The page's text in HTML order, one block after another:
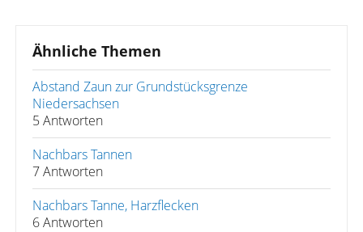
Ähnliche Themen
Abstand Zaun zur Grundstücksgrenze
Niedersachsen
5 Antworten
Nachbars Tannen
7 Antworten
Nachbars Tanne, Harzflecken
6 Antworten